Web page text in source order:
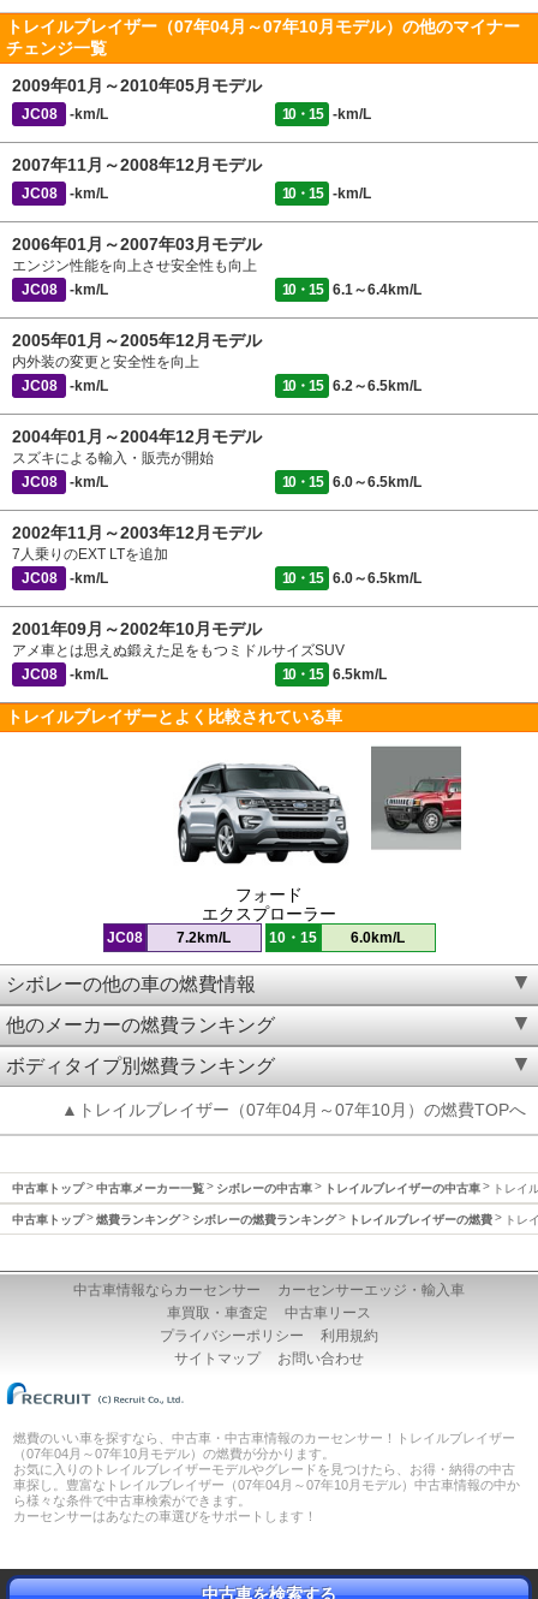
トレイルブレイザー（07年04月～07年10月モデル）の他のマイナー
チェンジ一覧
2009年01月～2010年05月モデル
JC08 -km/L 10・15 -km/L
2007年11月～2008年12月モデル
JC08 -km/L 10・15 -km/L
2006年01月～2007年03月モデル
エンジン性能を向上させ安全性も向上
JC08
-km/L 10・15 6.1～6.4km/L
2005年01月～2005年12月モデル
内外装の変更と安全性を向上
JC08
-km/L 10・15 6.2～6.5km/L
2004年01月～2004年12月モデル
スズキによる輸入・販売が開始
JC08
-km/L 10・15 6.0～6.5km/L
2002年11月～2003年12月モデル
7人乗りのEXT LTを追加
JC08
-km/L 10・15 6.0～6.5km/L
2001年09月～2002年10月モデル
アメ車とは思えぬ鍛えた足をもつミドルサイズSUV
JC08
-km/L 10・15 6.5km/L
トレイルブレイザーとよく比較されている車
フォード
エクスプローラー
JC08 7.2km/L 10・15 6.0km/L
シボレーの他の車の燃費情報
他のメーカーの燃費ランキング
ボディタイプ別燃費ランキング
▲トレイルブレイザー（07年04月～07年10月）の燃費TOPへ
中古車トップ 中古車メーカー一覧 シボレーの中古車 トレイルブレイザーの中古車 トレイ
中古車トップ 燃費ランキング シボレーの燃費ランキング トレイルブレイザーの燃費 トレ
中古車情報ならカーセンサー
カーセンサーエッジ・輸入車
車買取・車査定
中古車リース
プライバシーポリシー
利用規約
サイトマップ
お問い合わせ
燃費のいい車を探すなら、中古車・中古車情報のカーセンサー！トレイルブレイザー
（07年04月～07年10月モデル）の燃費が分かります。
お気に入りのトレイルブレイザーモデルやグレードを見つけたら、お得・納得の中古
車探し。豊富なトレイルブレイザー（07年04月～07年10月モデル）中古車情報の中か
ら様々な条件で中古車検索ができます。
カーセンサーはあなたの車選びをサポートします！
中古車を検索する